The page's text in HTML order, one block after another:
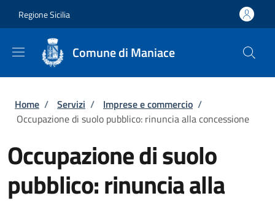
Regione Sicilia
Comune di Maniace
Briciole di pane
Home / Servizi / Imprese e commercio /
Occupazione di suolo pubblico: rinuncia alla concessione
Occupazione di suolo
pubblico: rinuncia alla